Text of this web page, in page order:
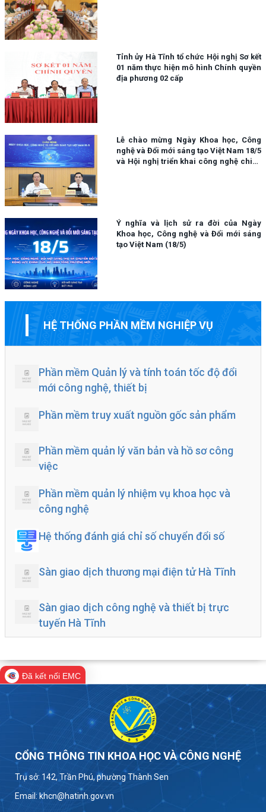
Tỉnh ủy Hà Tĩnh tổ chức Hội nghị Sơ kết
01 năm thực hiện mô hình Chính quyền
địa phương 02 cấp
Lễ chào mừng Ngày Khoa học, Công
nghệ và Đổi mới sáng tạo Việt Nam 18/5
và Hội nghị triển khai công nghệ chiến
Ý nghĩa và lịch sử ra đời của Ngày
Khoa học, Công nghệ và Đổi mới sáng
tạo Việt Nam (18/5)
HỆ THỐNG PHẦN MỀM NGHIỆP VỤ
Phần mềm Quản lý và tính toán tốc độ đổi
mới công nghệ, thiết bị
Phần mềm truy xuất nguồn gốc sản phẩm
Phần mềm quản lý văn bản và hồ sơ công
việc
Phần mềm quản lý nhiệm vụ khoa học và
công nghệ
Hệ thống đánh giá chỉ số chuyển đổi số
Sàn giao dịch thương mại điện tử Hà Tĩnh
Sàn giao dịch công nghệ và thiết bị trực
tuyến Hà Tĩnh
Đã kết nối EMC
CỔNG THÔNG TIN KHOA HỌC VÀ CÔNG NGHỆ
Trụ sở: 142, Trần Phú, phường Thành Sen
Email: khcn@hatinh.gov.vn